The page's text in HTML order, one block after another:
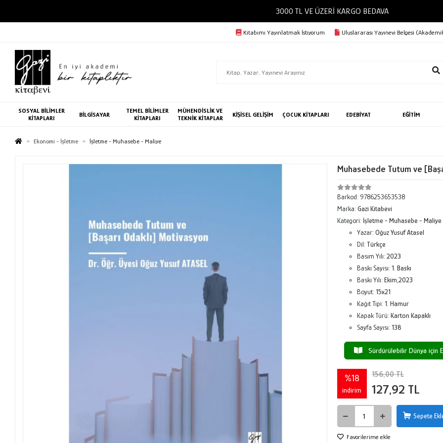
3000 TL VE ÜZERİ KARGO BEDAVA
Kitabımı Yayınlatmak İstiyorum Uluslararası Yayınevi Belgesi
SOSYAL BİLİMLER
KİTAPLARI
BİLGİSAYAR
TEMEL BİLİMLER
KİTAPLARI
MÜHENDİSLİK VE
TEKNİK KİTAPLAR
KİŞİSEL GELİŞİM ÇOCUK KİTAPLARI EDEBİYAT EĞİTİM
Ekonomi - İşletme İşletme - Muhasebe - Maliye
Muhasebede Tutum ve
Barkod: 9786253653538
Marka: Gazi Kitabevi
Kategori: İşletme - Muhasebe - Maliye
Yazar: Oğuz Yusuf Atasel
Dil: Türkçe
Basım Yılı: 2023
Baskı Sayısı: 1. Baskı
Baskı Yılı: Ekim,2023
Boyut: 15x21
Kağıt Tipi: 1. Hamur
Kapak Türü: Karton Kapaklı
Sayfa Sayısı: 138
Sürdürülebilir Dünya için
%18
indirim
156,00 TL
127,92 TL
Sepete
Favorilerime ekle